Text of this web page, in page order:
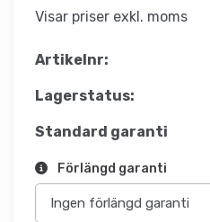
Visar priser exkl. moms
Artikelnr:
Lagerstatus:
Standard garanti
Förlängd garanti